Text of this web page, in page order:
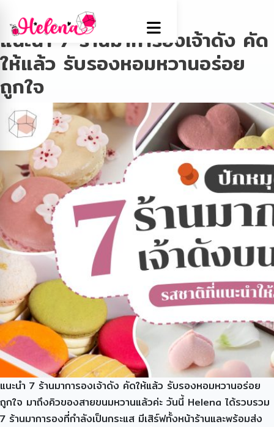
Tag:มาการอง
แนะนำ 7 ร้านมาการองเจ้าดัง คัด
ให้แล้ว รับรองหอมหวานอร่อย
ถูกใจ
แนะนำ 7 ร้านมาการองเจ้าดัง คัดให้แล้ว รับรองหอมหวานอร่อย
ถูกใจ มาถึงคิวของสายขนมหวานแล้วค่ะ วันนี้ Helena ได้รวบรวม
7 ร้านมาการองที่กำลังเป็นกระแส มีเสิร์ฟทั้งหน้าร้านและพร้อมส่ง